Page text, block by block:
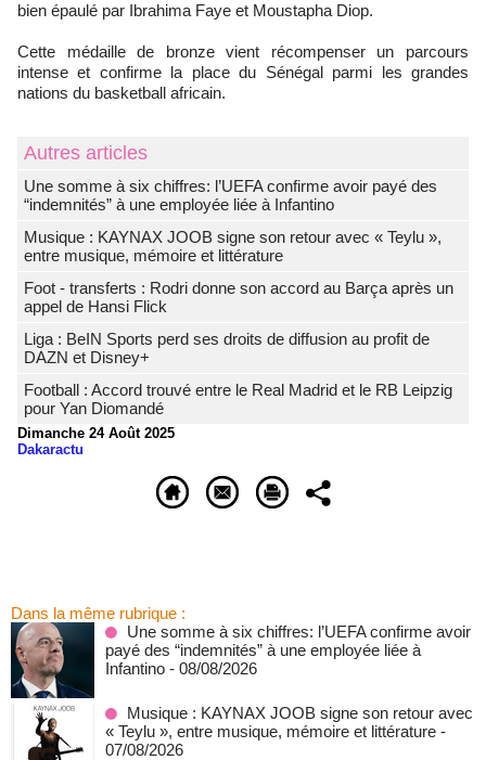
bien épaulé par Ibrahima Faye et Moustapha Diop.
Cette médaille de bronze vient récompenser un parcours
intense et confirme la place du Sénégal parmi les grandes
nations du basketball africain.
Autres articles
Une somme à six chiffres: l’UEFA confirme avoir payé des
“indemnités” à une employée liée à Infantino
Musique : KAYNAX JOOB signe son retour avec « Teylu »,
entre musique, mémoire et littérature
Foot - transferts : Rodri donne son accord au Barça après un
appel de Hansi Flick
Liga : BeIN Sports perd ses droits de diffusion au profit de
DAZN et Disney+
Football : Accord trouvé entre le Real Madrid et le RB Leipzig
pour Yan Diomandé
Dimanche 24 Août 2025
Dakaractu
Dans la même rubrique :
Une somme à six chiffres: l’UEFA confirme avoir
payé des “indemnités” à une employée liée à
Infantino - 08/08/2026
Musique : KAYNAX JOOB signe son retour avec
« Teylu », entre musique, mémoire et littérature -
07/08/2026